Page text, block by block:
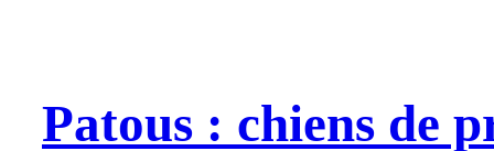
Patous : chiens de